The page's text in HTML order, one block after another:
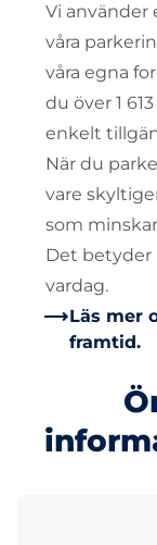
Vi använder
våra
våra egna
du över 1
enkelt
När du
vare
som
Det betyder
vardag.
Läs mer
framtid.